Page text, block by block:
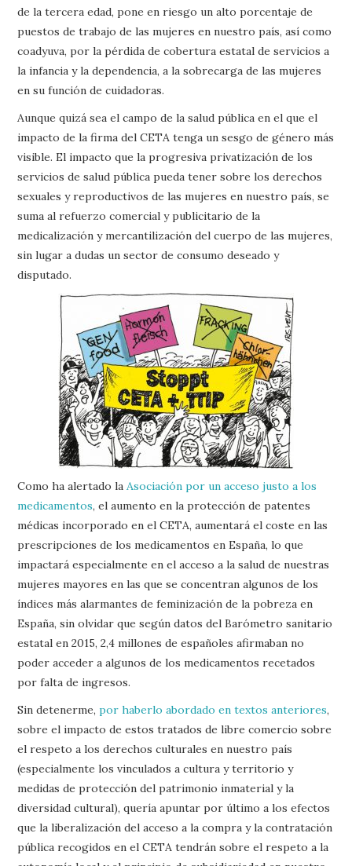
de la tercera edad, pone en riesgo un alto porcentaje de
puestos de trabajo de las mujeres en nuestro país, así como
coadyuva, por la pérdida de cobertura estatal de servicios a
la infancia y la dependencia, a la sobrecarga de las mujeres
en su función de cuidadoras.
Aunque quizá sea el campo de la salud pública en el que el
impacto de la firma del CETA tenga un sesgo de género más
visible. El impacto que la progresiva privatización de los
servicios de salud pública pueda tener sobre los derechos
sexuales y reproductivos de las mujeres en nuestro país, se
suma al refuerzo comercial y publicitario de la
medicalización y mercantilización del cuerpo de las mujeres,
sin lugar a dudas un sector de consumo deseado y
disputado.
Como ha alertado la Asociación por un acceso justo a los
medicamentos, el aumento en la protección de patentes
médicas incorporado en el CETA, aumentará el coste en las
prescripciones de los medicamentos en España, lo que
impactará especialmente en el acceso a la salud de nuestras
mujeres mayores en las que se concentran algunos de los
índices más alarmantes de feminización de la pobreza en
España, sin olvidar que según datos del Barómetro sanitario
estatal en 2015, 2,4 millones de españoles afirmaban no
poder acceder a algunos de los medicamentos recetados
por falta de ingresos.
Sin detenerme,por haberlo abordado en textos anteriores,
sobre el impacto de estos tratados de libre comercio sobre
el respeto a los derechos culturales en nuestro país
(especialmente los vinculados a cultura y territorio y
medidas de protección del patrimonio inmaterial y la
diversidad cultural), quería apuntar por último a los efectos
que la liberalización del acceso a la compra y la contratación
pública recogidos en el CETA tendrán sobre el respeto a la